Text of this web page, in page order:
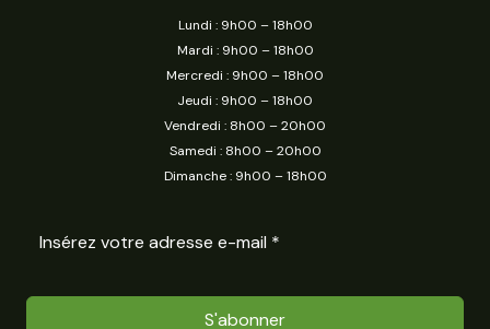
Lundi : 9h00 – 18h00
Mardi : 9h00 – 18h00
Mercredi : 9h00 – 18h00
Jeudi : 9h00 – 18h00
Vendredi : 8h00 – 20h00
Samedi : 8h00 – 20h00
Dimanche : 9h00 – 18h00
S'abonner